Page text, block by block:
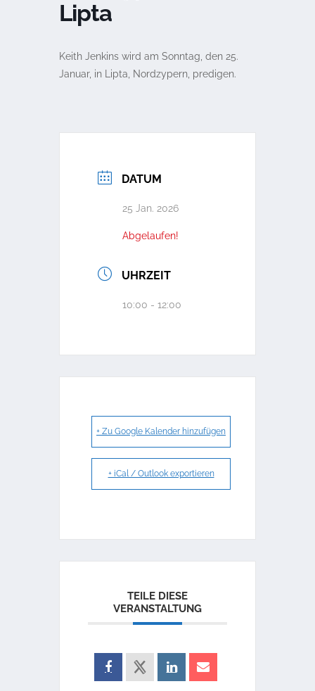
Lipta
Keith Jenkins wird am Sonntag, den 25.
Januar, in Lipta, Nordzypern, predigen.
DATUM
25 Jan. 2026
Abgelaufen!
UHRZEIT
10:00 - 12:00
+ Zu Google Kalender hinzufügen
+ iCal / Outlook exportieren
TEILE DIESE
VERANSTALTUNG